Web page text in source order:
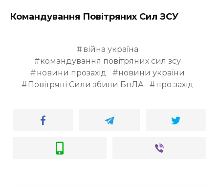
Командування Повітряних Сил ЗСУ
війна україна
командування повітряних сил зсу
новини прозахід
новини україни
Повітряні Сили збили БпЛА
про захід